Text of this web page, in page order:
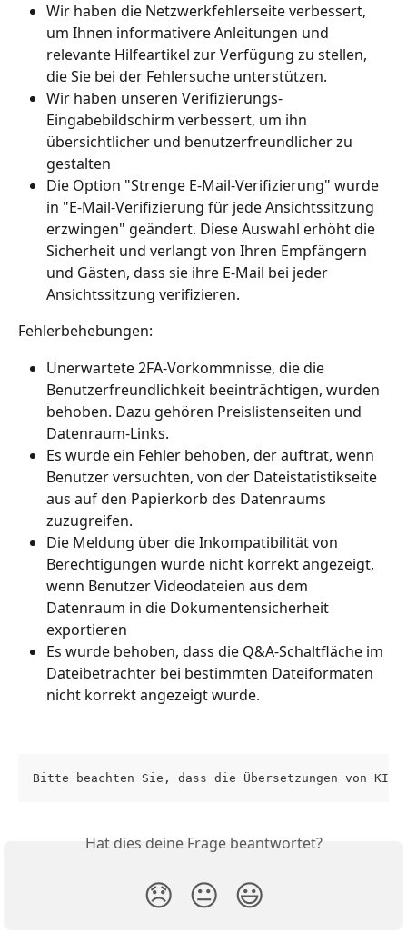
Wir haben die Netzwerkfehlerseite verbessert,
um Ihnen informativere Anleitungen und
relevante Hilfeartikel zur Verfügung zu stellen,
die Sie bei der Fehlersuche unterstützen.
Wir haben unseren Verifizierungs-
Eingabebildschirm verbessert, um ihn
übersichtlicher und benutzerfreundlicher zu
gestalten
Die Option "Strenge E-Mail-Verifizierung" wurde
in "E-Mail-Verifizierung für jede Ansichtssitzung
erzwingen" geändert. Diese Auswahl erhöht die
Sicherheit und verlangt von Ihren Empfängern
und Gästen, dass sie ihre E-Mail bei jeder
Ansichtssitzung verifizieren.
Fehlerbehebungen:
Unerwartete 2FA-Vorkommnisse, die die
Benutzerfreundlichkeit beeinträchtigen, wurden
behoben. Dazu gehören Preislistenseiten und
Datenraum-Links.
Es wurde ein Fehler behoben, der auftrat, wenn
Benutzer versuchten, von der Dateistatistikseite
aus auf den Papierkorb des Datenraums
zuzugreifen.
Die Meldung über die Inkompatibilität von
Berechtigungen wurde nicht korrekt angezeigt,
wenn Benutzer Videodateien aus dem
Datenraum in die Dokumentensicherheit
exportieren
Es wurde behoben, dass die Q&A-Schaltfläche im
Dateibetrachter bei bestimmten Dateiformaten
nicht korrekt angezeigt wurde.
Bitte beachten Sie, dass die Übersetzungen von KI
Hat dies deine Frage beantwortet?
😞 😐 😃